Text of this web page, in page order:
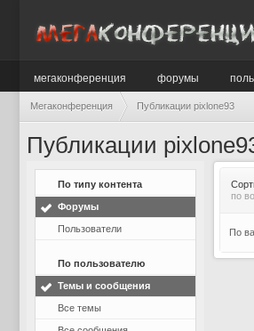
мегаконференция форумы
Мегаконференция Публикации pixlone93
Публикации
По типу контента
Форумы
Пользователи
По пользователю
Темы и сообщения
Все темы
по
По